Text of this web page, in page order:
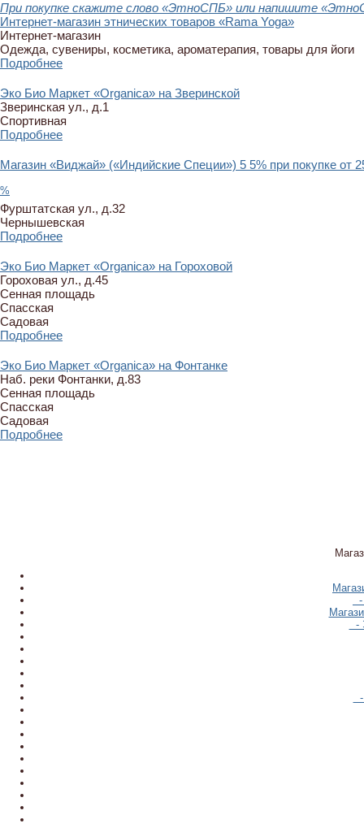
При покупке скажите слово «ЭтноСПБ» или напишите
Интернет-магазин этнических товаров «Rama Yoga»
Интернет-магазин
Одежда, сувениры, косметика, ароматерапия, товары для йоги
Подробнее
Эко Био Маркет «Organica» на Зверинской
Зверинская ул., д.1
Спортивная
Подробнее
Магазин «Виджай» («Индийские Специи») 5 5% при покупке от
%
Фурштатская ул., д.32
Чернышевская
Подробнее
Эко Био Маркет «Organica» на Гороховой
Гороховая ул., д.45
Сенная площадь
Спасская
Садовая
Подробнее
Эко Био Маркет «Organica» на Фонтанке
Наб. реки Фонтанки, д.83
Сенная площадь
Спасская
Садовая
Подробнее
-
-